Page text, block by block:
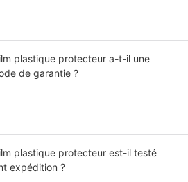
plastique protecteur a-t-il une
de garantie ?
plastique protecteur est-il testé
expédition ?